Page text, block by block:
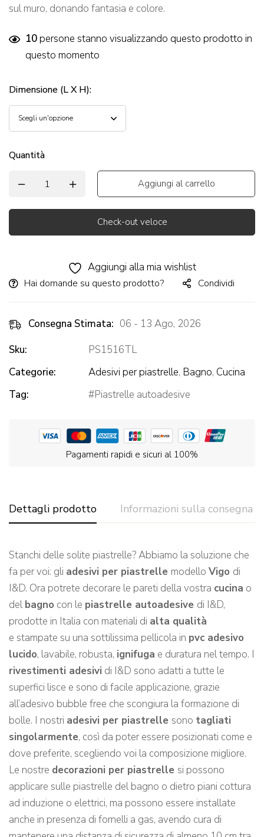
sul muro, donando fantasia e colore.
10persone stanno visualizzando questo prodotto in
questo momento
Dimensione (L X H):
Quantità
Aggiungi al carrello
Check-out veloce
Aggiungi alla mia wishlist
Hai domande su questo prodotto? Condividi
Consegna Stimata: 06 - 13 Ago, 2026
Sku:
PS1516TL
Categorie:
Adesivi per piastrelle, Bagno, Cucina
Tag:
Piastrelle autoadesive
Pagamenti rapidi e sicuri al 100%
Dettagli prodotto Informazioni sulla consegna
Stanchi delle solite piastrelle? Abbiamo la soluzione che
fa per voi: gli adesivi per piastrelle modello Vigo di
I&D. Ora potrete decorare le pareti della vostra cucina o
delbagno con le piastrelle autoadesive di I&D,
prodotte in Italia con materiali di alta qualità
e stampate su una sottilissima pellicola in pvc adesivo
lucido, lavabile, robusta, ignifuga e duratura nel tempo. I
rivestimenti adesivi di I&D sono adatti a tutte le
superfici lisce e sono di facile applicazione, grazie
all’adesivo bubble free che scongiura la formazione di
bolle. I nostri adesivi per piastrelle sono tagliati
singolarmente, così da poter essere posizionati come e
dove preferite, scegliendo voi la composizione migliore.
Le nostre decorazioni per piastrelle si possono
applicare sulle piastrelle del bagno o dietro piani cottura
ad induzione o elettrici, ma possono essere installate
anche in presenza di fornelli a gas, avendo cura di